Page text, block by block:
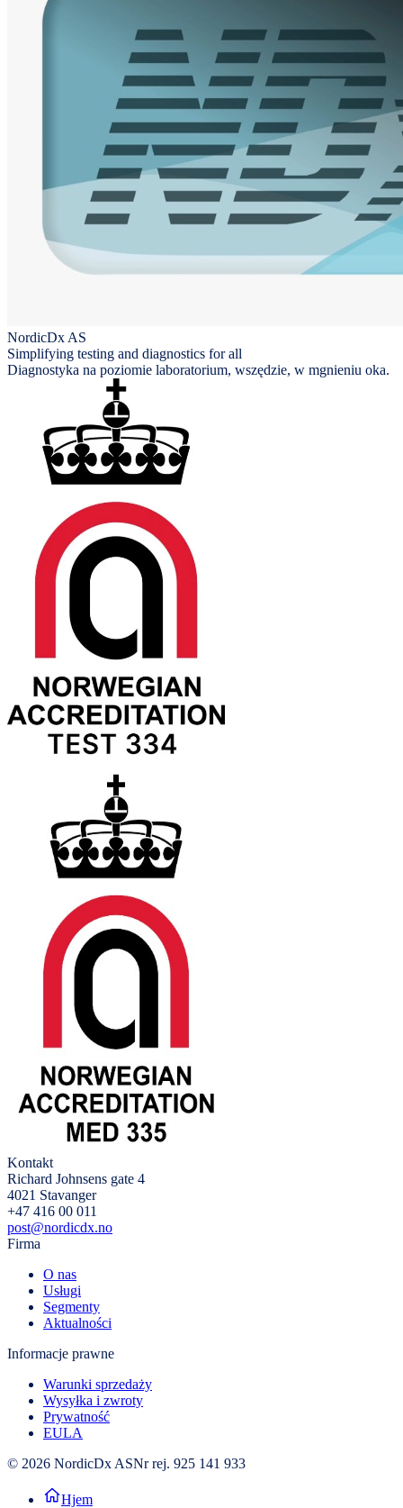
NordicDx AS
Simplifying testing and diagnostics for all
Diagnostyka na poziomie laboratorium, wszędzie, w mgnieniu oka.
Kontakt
Richard Johnsens gate 4
4021 Stavanger
+47 416 00 011
post@nordicdx.no
Firma
O nas
Usługi
Segmenty
Aktualności
Informacje prawne
Warunki sprzedaży
Wysyłka i zwroty
Prywatność
EULA
© 2026 NordicDx ASNr rej. 925 141 933
Hjem